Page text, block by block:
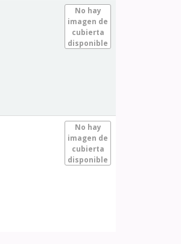
No hay
imagen de
cubierta
disponible
No hay
imagen de
cubierta
disponible